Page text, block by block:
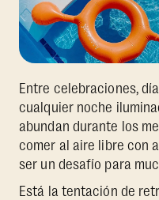
Entre celebraciones,
cualquier noche
abundan durante los
comer al aire libre con
ser un desafío para
Está la tentación de